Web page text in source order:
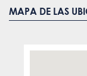
MAPA DE LAS